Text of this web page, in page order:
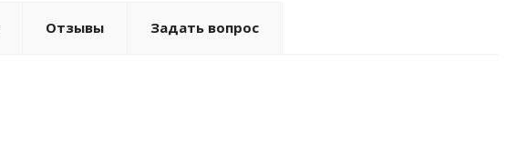
Отзывы Задать вопрос